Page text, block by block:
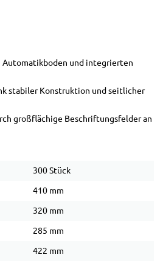
Automatikboden und integrierten
stabiler Konstruktion und seitlicher
großflächige Beschriftungsfelder an
300 Stück
410 mm
320 mm
285 mm
422 mm